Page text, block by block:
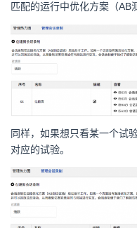
匹配的运行中优化方案（AB
同样，如果想只看某一个试
对应的试验。